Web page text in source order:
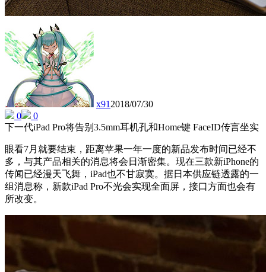
x912018/07/30
0
0
下一代iPad Pro将告别3.5mm耳机孔和Home键 FaceID传言坐实
眼看7月就要结束，距离苹果一年一度的新品发布时间已经不
多，与其产品相关的消息将会日渐密集。现在三款新iPhone的
传闻已经漫天飞舞，iPad也不甘寂寞。据日本供应链透露的一
组消息称，新款iPad Pro不光会实现全面屏，接口方面也会有
所改变。